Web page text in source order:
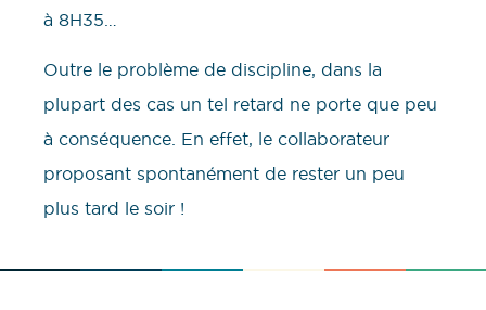
à 8H35…
Outre le problème de discipline, dans la
plupart des cas un tel retard ne porte que peu
à conséquence. En effet, le collaborateur
proposant spontanément de rester un peu
plus tard le soir !